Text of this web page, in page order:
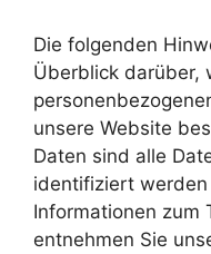
Die folgenden
Überblick darüber,
unsere Website
Daten sind alle
identifiziert
Informationen zum
entnehmen Sie